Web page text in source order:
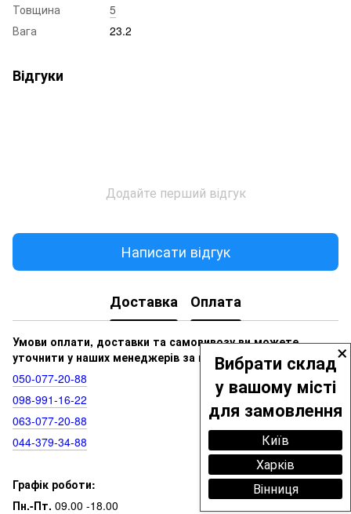
×
Вибрати склад
у вашому місті
для замовлення
Київ
Харків
Вінниця
Товщина
5
Вага
23.2
Відгуки
Додайте перший відгук
Написати відгук
Доставка Оплата
Умови оплати, доставки та самовивозу ви можете
уточнити у наших менеджерів за номерами:
050‑077‑20‑88
098‑991‑16‑22
063‑077‑20‑88
044‑379‑34‑88
Графік роботи:
Пн.-Пт. 09.00 -18.00